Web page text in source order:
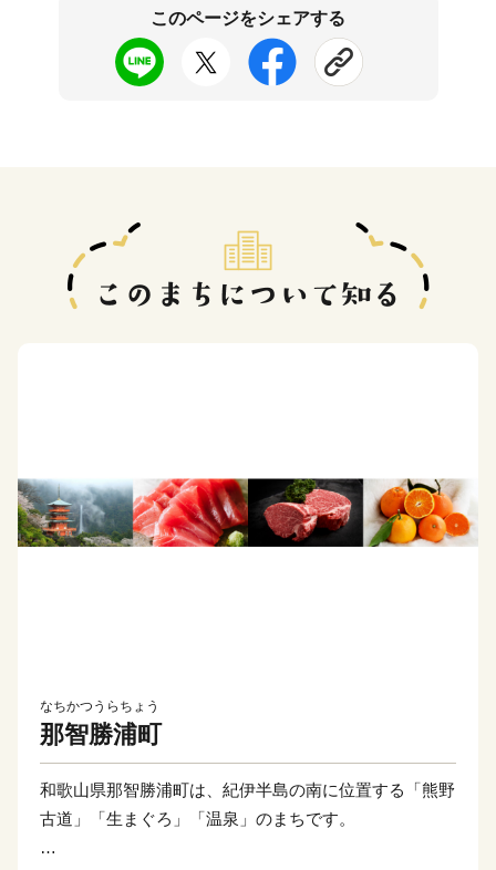
このページをシェアする
なちかつうらちょう
那智勝浦町
和歌山県那智勝浦町は、紀伊半島の南に位置する「熊野
古道」「生まぐろ」「温泉」のまちです。